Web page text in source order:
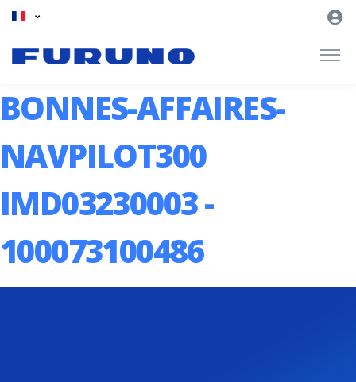
BONNES-AFFAIRES-
NAVPILOT300
IMD03230003 -
100073100486